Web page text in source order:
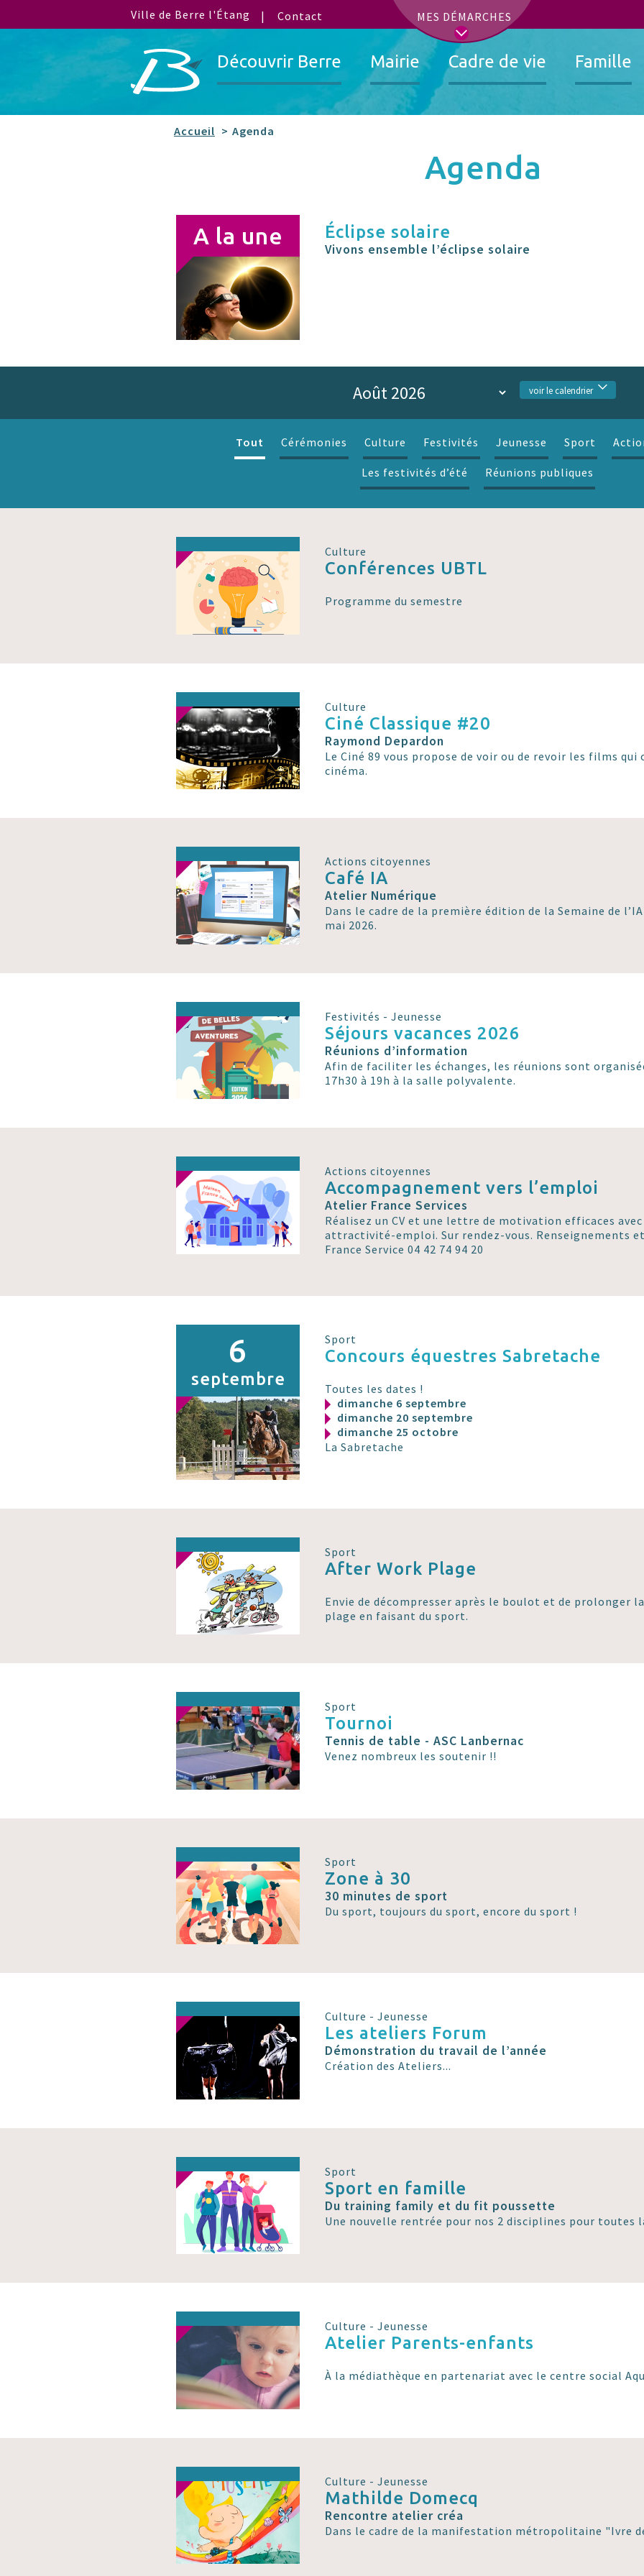
Ville de Berre l'Étang MES DÉMARCHES
Contact
Découvrir Berre Mairie Cadre de vie Famille
Accueil Agenda
Agenda
A la une Éclipse solaire
Vivons ensemble l’éclipse solaire
voir le calendrier
Tout Cérémonies Culture Festivités Jeunesse Sport
Les festivités d’été Réunions publiques
Culture
Conférences UBTL
Programme du semestre
Culture
Ciné Classique #20
Raymond Depardon
Le Ciné 89 vous propose de voir ou de revoir les films
cinéma.
Actions citoyennes
Café IA
Atelier Numérique
Dans le cadre de la première édition de la Semaine de
mai 2026.
Festivités - Jeunesse
Séjours vacances 2026
Réunions d’information
Afin de faciliter les échanges, les réunions sont
17h30 à 19h à la salle polyvalente.
Actions citoyennes
Accompagnement vers l’emploi
Atelier France Services
Réalisez un CV et une lettre de motivation efficaces
attractivité-emploi. Sur rendez-vous. Renseignements
France Service 04 42 74 94 20
6
septembre
Sport
Concours équestres Sabretache
Toutes les dates !
dimanche 6 septembre
dimanche 20 septembre
dimanche 25 octobre
La Sabretache
Sport
After Work Plage
Envie de décompresser après le boulot et de prolonger
plage en faisant du sport.
Sport
Tournoi
Tennis de table - ASC Lanbernac
Venez nombreux les soutenir !!
Sport
Zone à 30
30 minutes de sport
Du sport, toujours du sport, encore du sport !
Culture - Jeunesse
Les ateliers Forum
Démonstration du travail de l’année
Création des Ateliers...
Sport
Sport en famille
Du training family et du fit poussette
Une nouvelle rentrée pour nos 2 disciplines pour toutes
Culture - Jeunesse
Atelier Parents-enfants
À la médiathèque en partenariat avec le centre social
Culture - Jeunesse
Mathilde Domecq
Rencontre atelier créa
Dans le cadre de la manifestation métropolitaine "Ivre